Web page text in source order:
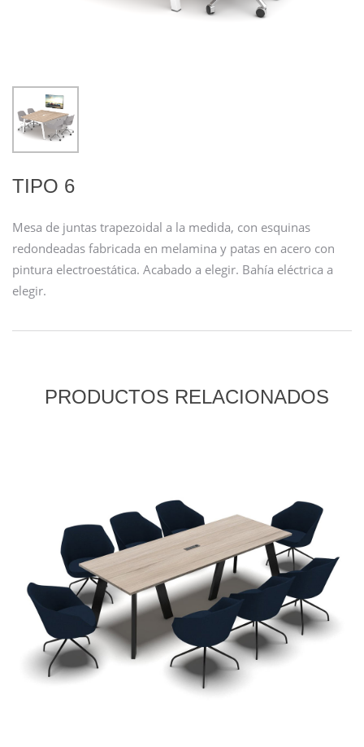
TIPO 6
Mesa de juntas trapezoidal a la medida, con esquinas
redondeadas fabricada en melamina y patas en acero con
pintura electroestática. Acabado a elegir. Bahía eléctrica a
elegir.
PRODUCTOS RELACIONADOS